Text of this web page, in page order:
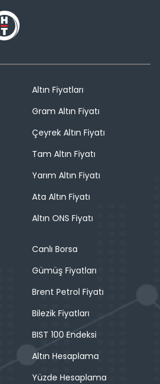
Altın Fiyatları
Gram Altın Fiyatı
Çeyrek Altın Fiyatı
Tam Altın Fiyatı
Yarım Altın Fiyatı
Ata Altın Fiyatı
Altın ONS Fiyatı
Canlı Borsa
Gümüş Fiyatları
Brent Petrol Fiyatı
Bilezik Fiyatları
BIST 100 Endeksi
Altın Hesaplama
Yüzde Hesaplama